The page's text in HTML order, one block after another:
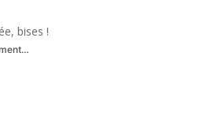
bises !